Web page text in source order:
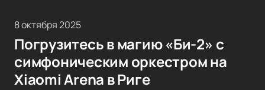
8 октября 2025
Погрузитесь в магию «Би-2» с
симфоническим оркестром на
Xiaomi Arena в Риге